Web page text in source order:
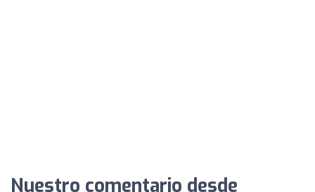
Nuestro comentario desde